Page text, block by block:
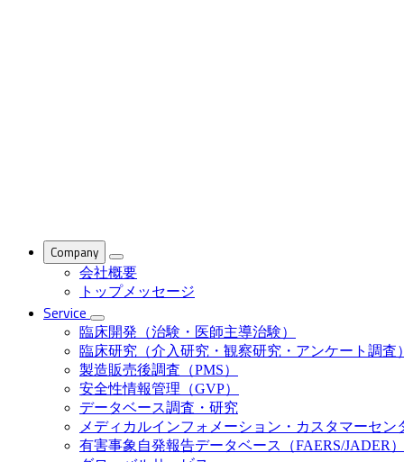
Company
会社概要
トップメッセージ
Service
臨床開発（治験・医師主導治験）
臨床研究（介入研究・観察研究・アンケート調査
製造販売後調査（PMS）
安全性情報管理（GVP）
データベース調査・研究
メディカルインフォメーション・カスタマーセン
有害事象自発報告データベース（FAERS/JADER）